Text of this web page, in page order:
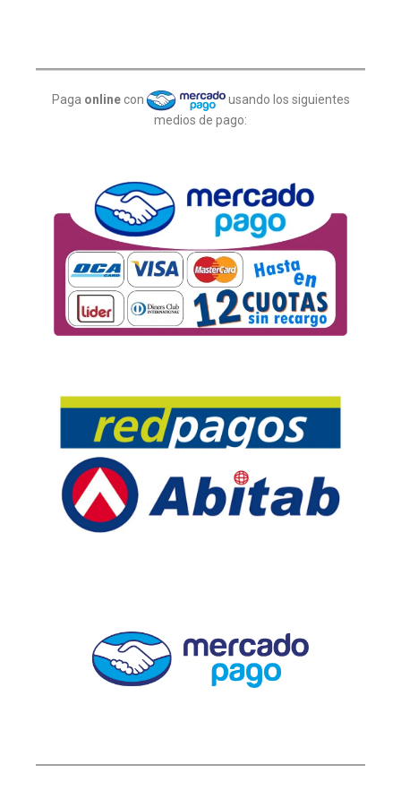
Paga online con
usando los siguientes
medios de pago: